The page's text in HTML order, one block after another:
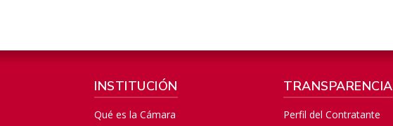
INSTITUCIÓN
Qué es la Cámara
TRANSPARENCIA
Perfil del Contratante